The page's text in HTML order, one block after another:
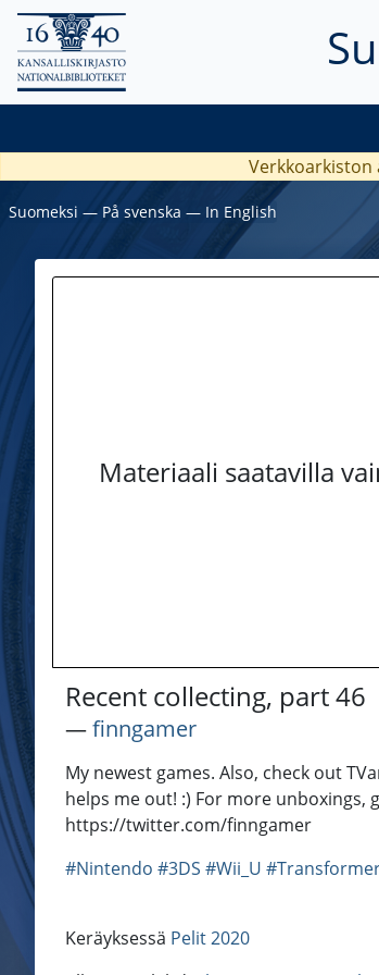
Verkkoarkiston
Suomeksi ― På svenska ― In English
Materiaali saatavilla
Recent collecting, part 46
―finngamer
My newest games. Also, check out
helps me out! :) For more
https://twitter.com/finngamer
#Nintendo #3DS #Wii_U
Keräyksessä Pelit 2020